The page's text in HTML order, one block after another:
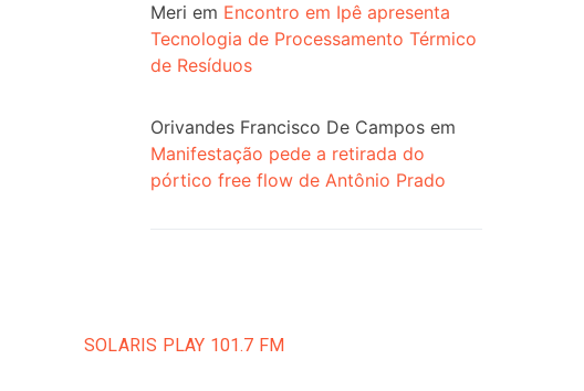
Meri em Encontro em Ipê apresenta
Tecnologia de Processamento Térmico
de Resíduos
Orivandes Francisco De Campos em
Manifestação pede a retirada do
pórtico free flow de Antônio Prado
SOLARIS PLAY 101.7 FM